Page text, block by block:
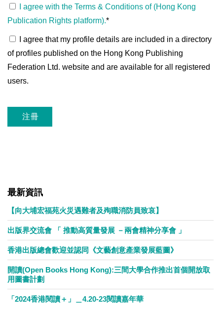
I agree with the Terms & Conditions of (Hong Kong
Publication Rights platform).*
I agree that my profile details are included in a directory
of profiles published on the Hong Kong Publishing
Federation Ltd. website and are available for all registered
users.
沒有val
最新資訊
【向大埔宏福苑火災遇難者及殉職消防員致哀】
出版界交流會 「 推動高質量發展 －兩會精神分享會 」
香港出版總會歡迎並認同《文藝創意產業發展藍圖》
開讀(Open Books Hong Kong):三間大學合作推出首個開放取
用圖書計劃
「2024香港閱讀＋」＿4.20-23閱讀嘉年華